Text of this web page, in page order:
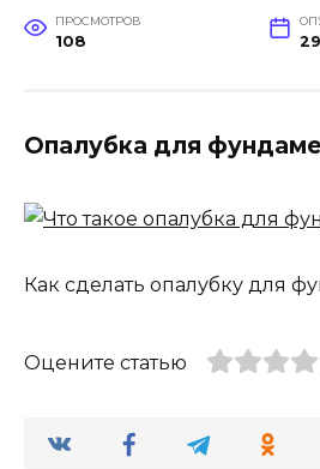
ПРОСМОТРОВ
108
Опалубка для
Как сделать опалубку для
Оцените статью